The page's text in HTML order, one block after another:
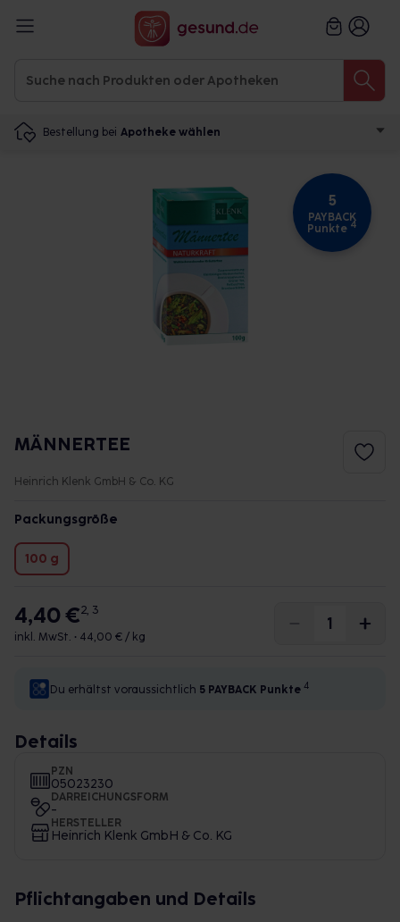
Bestellung bei Apotheke wählen
5
PAYBACK
Punkte 4
MÄNNERTEE
Heinrich Klenk GmbH & Co. KG
Packungsgröße
100 g
4,40 €2, 3
inkl. MwSt. • 44,00 € / kg
Du erhältst voraussichtlich 5 PAYBACK Punkte 4
Details
PZN
05023230
DARREICHUNGSFORM
-
HERSTELLER
Heinrich Klenk GmbH & Co. KG
Pflichtangaben und Details